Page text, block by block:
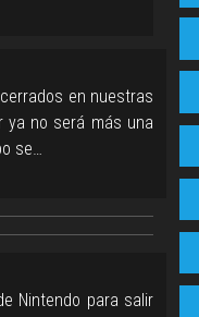
en nuestras
ya no será más una
se…
Nintendo para salir